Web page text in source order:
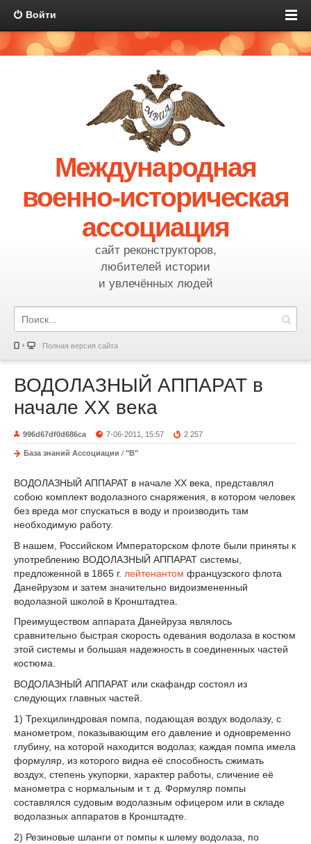
Войти
Международная
военно-историческая
ассоциация
сайт реконструкторов,
любителей истории
и увлечённых людей
Полная версия сайта
ВОДОЛАЗНЫЙ АППАРАТ в
начале XX века
996d67df0d686ca 7-06-2011, 15:57 2 257
База знаний Ассоциации / "В"
ВОДОЛАЗНЫЙ АППАРАТ в начале XX века, представлял
собою комплект водолазного снаряжения, в котором человек
без вреда мог спускаться в воду и производить там
необходимую работу.
В нашем, Российском Императорском флоте были приняты к
употреблению ВОДОЛАЗНЫЙ АППАРАТ системы,
предложенной в 1865 г. лейтенантом французского флота
Данейрузом и затем значительно видоизмененный
водолазной школой в Кронштадтеа.
Преимуществом аппарата Данейруза являлось
сравнительно быстрая скорость одевания водолаза в костюм
этой системы и большая надежность в соединенных частей
костюма.
ВОДОЛАЗНЫЙ АППАРАТ или скафандр состоял из
следующих главных частей.
1) Трехцилиндровая помпа, подающая воздух водолазу, с
манометром, показывающим его давление и одновременно
глубину, на которой находится водолаз; каждая помпа имела
формуляр, из которого видна её способность сжимать
воздух, степень укупорки, характер работы, сличение её
манометра с нормальным и т. д. Формуляр помпы
составлялся судовым водолазным офицером или в складе
водолазных аппаратов в Кронштадте.
2) Резиновые шланги от помпы к шлему водолаза, по